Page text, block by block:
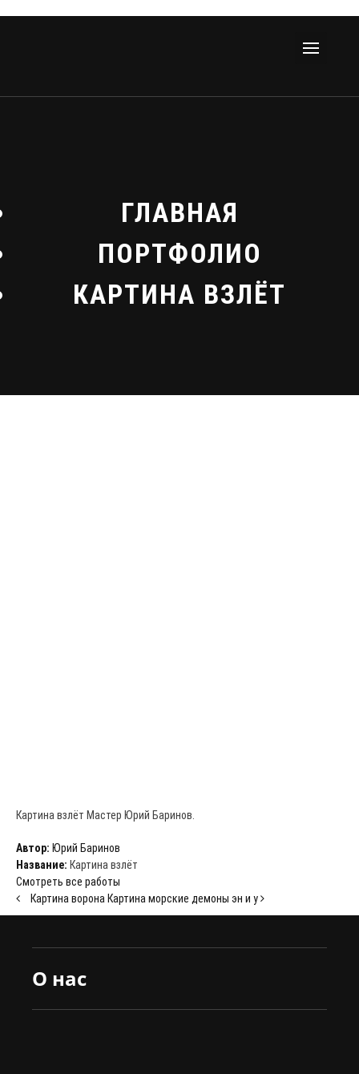
ГЛАВНАЯ
ПОРТФОЛИО
КАРТИНА ВЗЛЁТ
Картина взлёт Мастер Юрий Баринов.
Автор: Юрий Баринов
Название: Картина взлёт
Смотреть все работы
Картина ворона Картина морские демоны эн и у
О нас